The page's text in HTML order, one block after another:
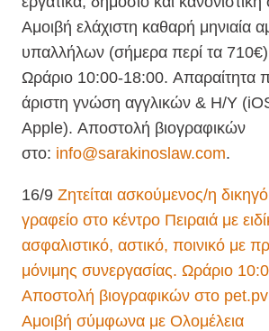
Αμοιβή ελάχιστη καθαρή μηνιαία
υπαλλήλων (σήμερα περί τα
Ωράριο 10:00-18:00. Απαραίτητα
άριστη γνώση αγγλικών & H/Y
Apple). Αποστολή βιογραφικών
στο: info@sarakinoslaw.com.
16/9 Ζητείται ασκούμενος/η
γραφείο στο κέντρο Πειραιά με
ασφαλιστικό, αστικό, ποινικό με
μόνιμης συνεργασίας. Ωράριο
Αποστολή βιογραφικών στο
Αμοιβή σύμφωνα με Ολομέλεια